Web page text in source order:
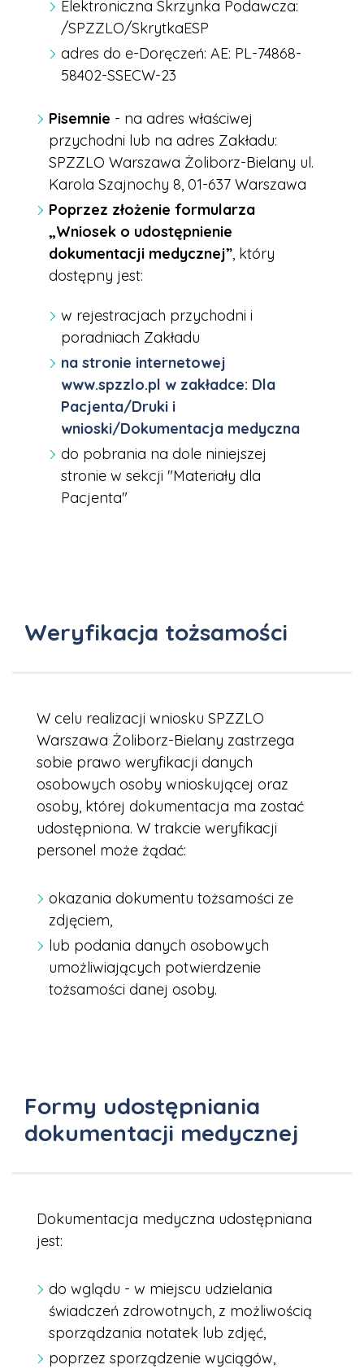
Elektroniczna Skrzynka Podawcza:
/SPZZLO/SkrytkaESP
adres do e-Doręczeń: AE: PL-74868-
58402-SSECW-23
Pisemnie - na adres właściwej
przychodni lub na adres Zakładu:
SPZZLO Warszawa Żoliborz-Bielany ul.
Karola Szajnochy 8, 01-637 Warszawa
Poprzez złożenie formularza
„Wniosek o udostępnienie
dokumentacji medycznej”, który
dostępny jest:
w rejestracjach przychodni i
poradniach Zakładu
na stronie internetowej
www.spzzlo.pl w zakładce: Dla
Pacjenta/Druki i
wnioski/Dokumentacja medyczna
do pobrania na dole niniejszej
stronie w sekcji "Materiały dla
Pacjenta"
Weryfikacja tożsamości
W celu realizacji wniosku SPZZLO
Warszawa Żoliborz-Bielany zastrzega
sobie prawo weryfikacji danych
osobowych osoby wnioskującej oraz
osoby, której dokumentacja ma zostać
udostępniona. W trakcie weryfikacji
personel może żądać:
okazania dokumentu tożsamości ze
zdjęciem,
lub podania danych osobowych
umożliwiających potwierdzenie
tożsamości danej osoby.
Formy udostępniania
dokumentacji medycznej
Dokumentacja medyczna udostępniana
jest:
do wglądu - w miejscu udzielania
świadczeń zdrowotnych, z możliwością
sporządzania notatek lub zdjęć,
poprzez sporządzenie wyciągów,